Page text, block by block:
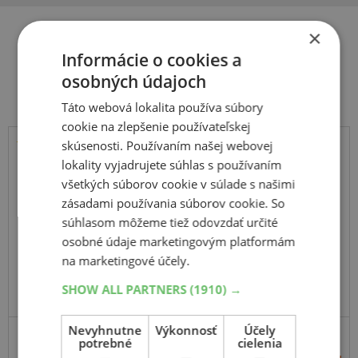
Súvisiace produkty
Kumho
Road Venture AT61
104S
SUV-UNIVERZÁLNE ZOSÍLENÁ
×
Informácie o cookies a
osobných údajoch
Táto webová lokalita používa súbory
cookie na zlepšenie používateľskej
skúsenosti. Používaním našej webovej
lokality vyjadrujete súhlas s používaním
všetkých súborov cookie v súlade s našimi
zásadami používania súborov cookie. So
súhlasom môžeme tiež odovzdať určité
osobné údaje marketingovým platformám
na marketingové účely.
SHOW ALL PARTNERS(1910) →
Nevyhnutne
potrebné
Výkonnosť
Účely
cielenia